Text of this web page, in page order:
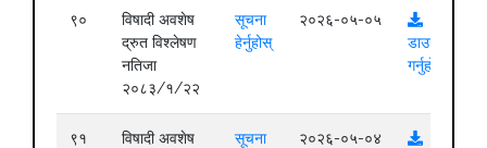
९०
विषादी अवशेष
द्रुत विश्लेषण
नतिजा
२०८३/१/२२
सूचना
हेर्नुहोस्
२०२६-०५-०५
डाउनलोड
गर्नुहोस्
९१
विषादी अवशेष
सूचना
२०२६-०५-०४